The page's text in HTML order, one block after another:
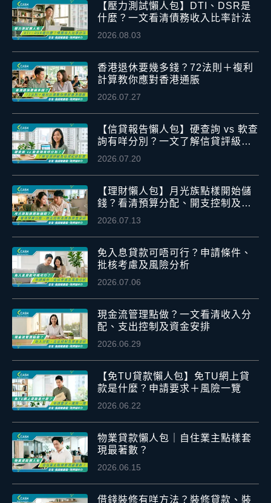
【壓力測試懶人包】DTI、DSR是
什麼？一文看清債務收入比率計法
2026.08.03
香港退休要幾多錢？72法則＋複利
計算教你應對香港通脹
2026.07.27
【信貸報告懶人包】硬查詢 vs 軟查
詢有咩分別？一文了解信貸評級及
信貸紀錄影響
2026.07.20
【理財懶人包】月光族點樣開始儲
錢？看清預算分配、開支控制及應
急資金安排
2026.07.13
免入息貸款可唔可行？申請條件、
批核考慮及風險分析
2026.07.06
現金流管理點做？一文看清收入分
配、支出控制及資金安排
2026.06.29
【免TU貸款懶人包】免TU網上貸
款是什麼？申請要求＋風險一覽
2026.06.22
物業貸款懶人包｜自住業主點樣套
現最著數？
2026.06.15
借錢裝修有咩方法？裝修貸款、裝